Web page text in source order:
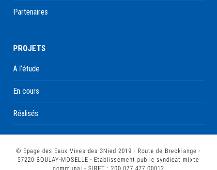
Partenaires
PROJETS
A l’étude
En cours
Réalisés
© Epage des Eaux Vives des 3Nied 2019 - Route de Brecklange -
57220 BOULAY-MOSELLE - Etablissement public syndicat mixte
communal - SIRET : 200 077 477 00012